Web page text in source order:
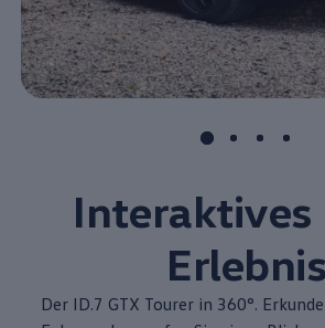
Interaktives
Erlebnis
Der ID.7 GTX Tourer in 360°.